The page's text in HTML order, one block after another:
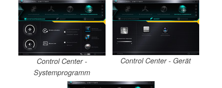
Control Center -
Systemprogramm
Control Center - Gerät